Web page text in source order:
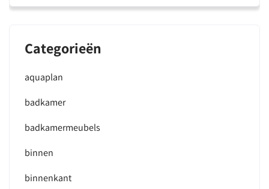
Categorieën
aquaplan
badkamer
badkamermeubels
binnen
binnenkant